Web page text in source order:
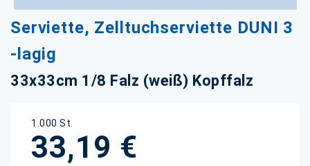
Serviette, Zelltuchserviette DUNI 3
-lagig
33x33cm 1/8 Falz (weiß) Kopffalz
1.000 St.
33,19 €
Anfang
der
Bildgalerie
springen